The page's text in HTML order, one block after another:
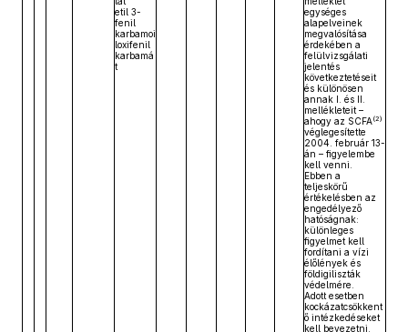
etil 3-
fenil
karbamoi
loxifenil
karbamá
t
egységes
alapelveinek
megvalósítása
érdekében a
felülvizsgálati
jelentés
következtetéseit
és különösen
annak I. és II.
mellékleteit –
ahogy az SCFA(2)
véglegesítette
2004. február 13-
án – figyelembe
kell venni.
Ebben a
teljeskörű
értékelésben az
engedélyező
hatóságnak:
különleges
figyelmet kell
fordítani a vízi
élőlények és
földigiliszták
védelmére.
Adott esetben
kockázatcsökkent
ő intézkedéseket
kell bevezetni.